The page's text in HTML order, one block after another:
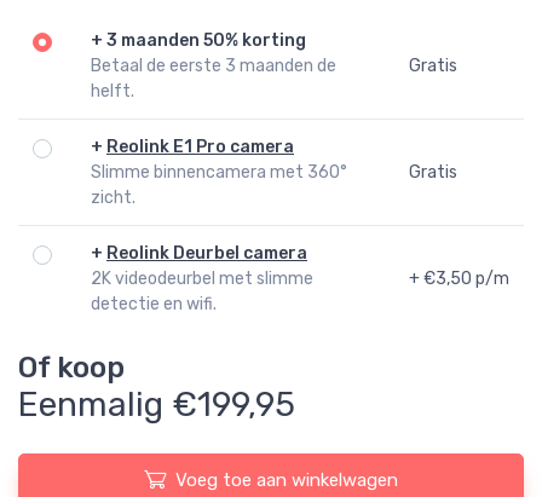
+ 3 maanden 50% korting
Betaal de eerste 3 maanden de
helft.
Gratis
+ Reolink E1 Pro camera
Slimme binnencamera met 360°
zicht.
Gratis
+ Reolink Deurbel camera
2K videodeurbel met slimme
detectie en wifi.
+ €3,50 p/m
Of koop
Eenmalig €199,95
Voeg toe aan winkelwagen